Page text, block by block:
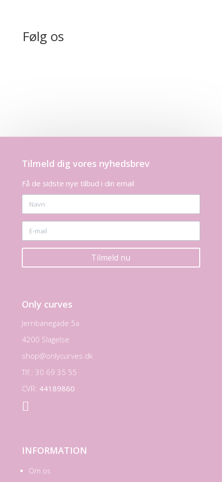
Følg os
Tilmeld dig vores nyhedsbrev
Få de sidste nye tilbud i din email
Tilmeld nu
Only curves
Jernbanegade 5a
4200 Slagelse
shop@onlycurves.dk
Tlf.: 30 69 35 55
CVR: 44189860

INFORMATION
Om os